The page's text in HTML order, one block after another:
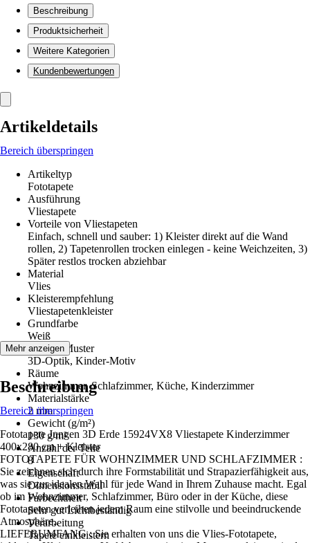
Beschreibung
Produktsicherheit
Weitere Kategorien
Kundenbewertungen
Artikeldetails
Bereich überspringen
Artikeltyp
Fototapete
Ausführung
Vliestapete
Vorteile von Vliestapeten
Einfach, schnell und sauber: 1) Kleister direkt auf die Wand
rollen, 2) Tapetenrollen trocken einlegen - keine Weichzeiten, 3)
Später restlos trocken abziehbar
Material
Vlies
Kleisterempfehlung
Vliestapetenkleister
Grundfarbe
Weiß
Dekor / Muster
3D-Optik, Kinder-Motiv
Räume
Wohnzimmer, Schlafzimmer, Küche, Kinderzimmer
Materialstärke
2 mm
Gewicht (g/m²)
130 g/m²
Anzahl der Teile
8
Eigenschaft
Dimensionsstabil
Farbechtheit
Sehr gut Lichtbeständig
Verarbeitung
Tapete einkleistern
Mehr anzeigen
Beschreibung
Bereich überspringen
Fototapete Jungen 3D Erde 15924VX8 Vliestapete Kinderzimmer
400x280 cm + Kleister
FOTOTAPETE FÜR WOHNZIMMER UND SCHLAFZIMMER :
Sie zeichnen sich durch ihre Formstabilität und Strapazierfähigkeit aus,
was sie zur idealen Wahl für jede Wand in Ihrem Zuhause macht. Egal
ob im Wohnzimmer, Schlafzimmer, Büro oder in der Küche, diese
Fototapeten verleihen jedem Raum eine stilvolle und beeindruckende
Atmosphäre..
LIEFERUMFANG : Sie erhalten von uns die Vlies-Fototapete,